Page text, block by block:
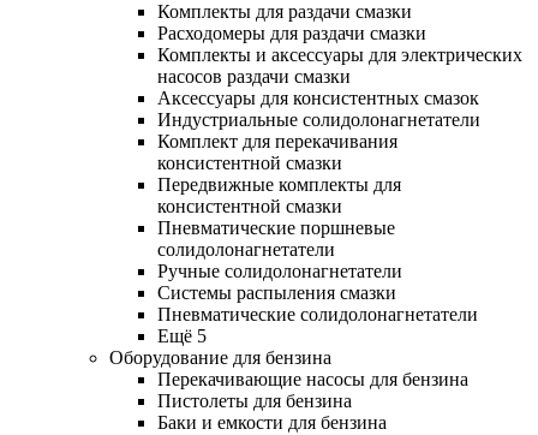
Комплекты для раздачи смазки
Расходомеры для раздачи смазки
Комплекты и аксессуары для электрических
насосов раздачи смазки
Аксессуары для консистентных смазок
Индустриальные солидолонагнетатели
Комплект для перекачивания
консистентной смазки
Передвижные комплекты для
консистентной смазки
Пневматические поршневые
солидолонагнетатели
Ручные солидолонагнетатели
Системы распыления смазки
Пневматические солидолонагнетатели
Ещё 5
Оборудование для бензина
Перекачивающие насосы для бензина
Пистолеты для бензина
Баки и емкости для бензина